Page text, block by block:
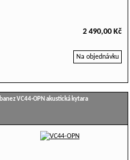
2 490,00 Kč
Na objednávku
Ibanez VC44-OPN akustická kytara